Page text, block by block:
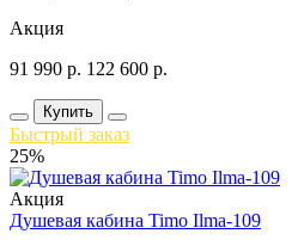
Акция
91 990 р. 122 600 р.
Купить
Быстрый заказ
25%
Акция
Душевая кабина Timo Ilma-109